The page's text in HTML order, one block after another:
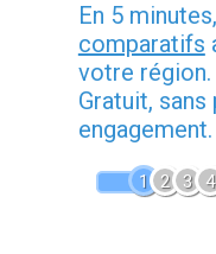
En 5
comparatifs
votre région.
Gratuit, sans
engagement.
1 2 3 4